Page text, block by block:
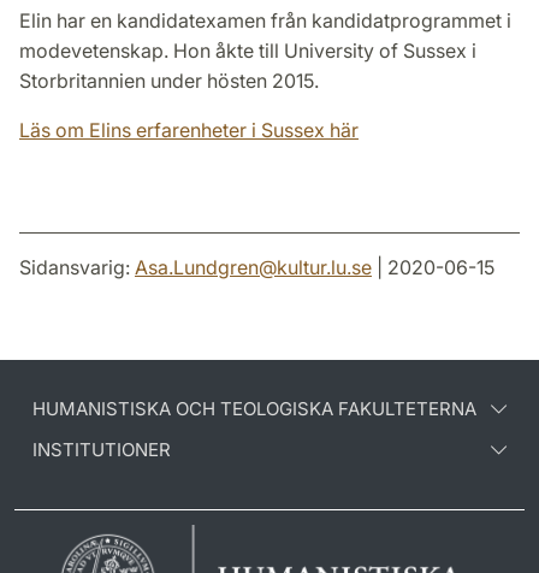
Elin har en kandidatexamen från kandidatprogrammet i
modevetenskap. Hon åkte till University of Sussex i
Storbritannien under hösten 2015.
Läs om Elins erfarenheter i Sussex här
Sidansvarig: Asa.Lundgren@kultur.lu.se | 2020-06-15
HUMANISTISKA OCH TEOLOGISKA FAKULTETERNA
INSTITUTIONER